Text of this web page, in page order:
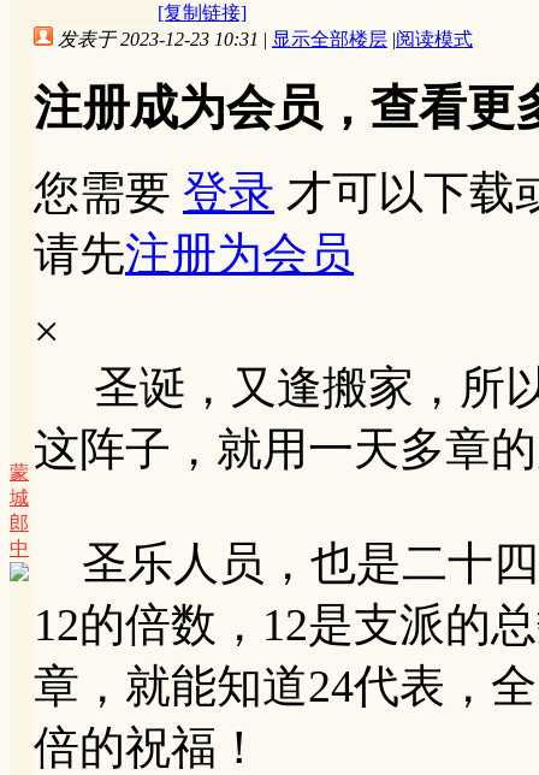
[复制链接]
蒙
城
郎
中
发表于 2023-12-23 10:31 | 显示全部楼层 |阅读模式
注册成为会员，查看更
您需要 登录 才可以下载
请先注册为会员
×
圣诞，又逢搬家，所
这阵子，就用一天多章
圣乐人员，也是二十四
12的倍数，12是支派的
章，就能知道24代表，
倍的祝福！